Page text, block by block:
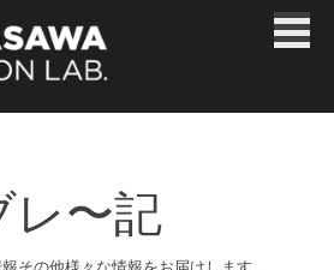
レ〜記